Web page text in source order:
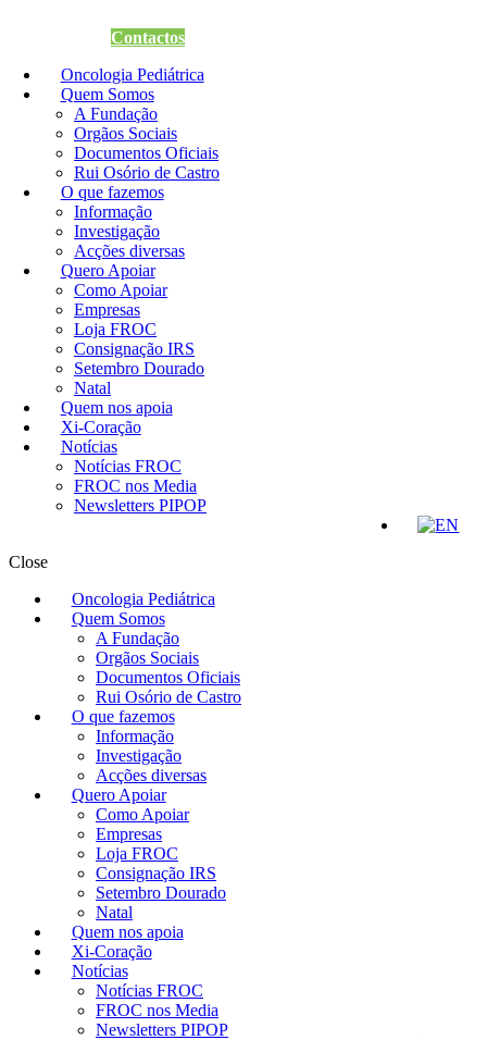
Contactos
Oncologia Pediátrica
Quem Somos
A Fundação
Orgãos Sociais
Documentos Oficiais
Rui Osório de Castro
O que fazemos
Informação
Investigação
Acções diversas
Quero Apoiar
Como Apoiar
Empresas
Loja FROC
Consignação IRS
Setembro Dourado
Natal
Quem nos apoia
Xi-Coração
Notícias
Notícias FROC
FROC nos Media
Newsletters PIPOP
Close
Oncologia Pediátrica
Quem Somos
A Fundação
Orgãos Sociais
Documentos Oficiais
Rui Osório de Castro
O que fazemos
Informação
Investigação
Acções diversas
Quero Apoiar
Como Apoiar
Empresas
Loja FROC
Consignação IRS
Setembro Dourado
Natal
Quem nos apoia
Xi-Coração
Notícias
Notícias FROC
FROC nos Media
Newsletters PIPOP